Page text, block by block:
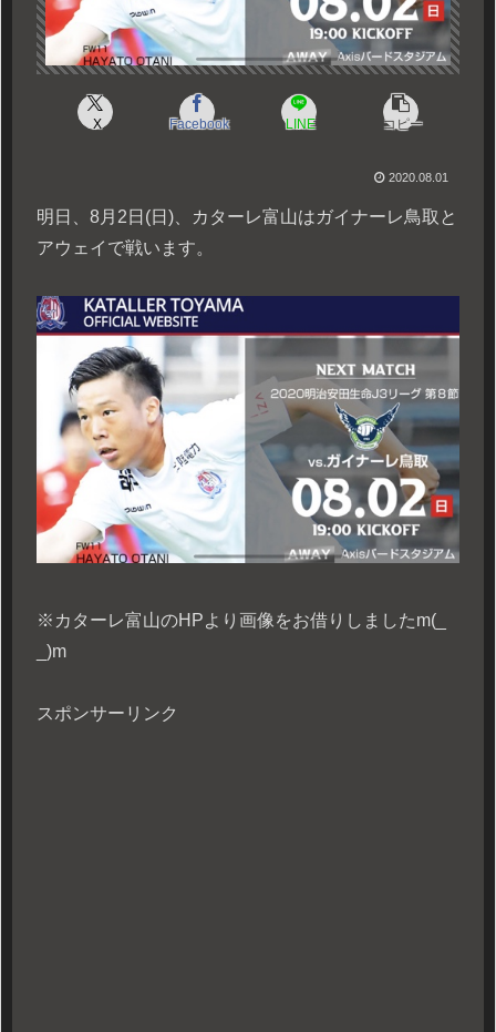
X Facebook LINE コピー
2020.08.01
明日、8月2日(日)、カターレ富山はガイナーレ鳥取と
アウェイで戦います。
※カターレ富山のHPより画像をお借りしましたm(_
_)m
スポンサーリンク